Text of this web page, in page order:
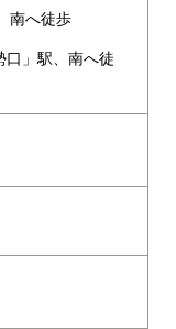
南へ徒歩
口」駅、南へ徒